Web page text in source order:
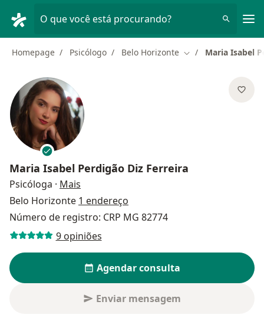
O que você está procurando?
Homepage Psicólogo Belo Horizonte Mudar de cidade
Maria Isabel
Maria Isabel Perdigão Diz Ferreira
Psicóloga · Mais
Belo Horizonte 1 endereço
Número de registro: CRP MG 82774
9 opiniões
Agendar consulta
Enviar mensagem